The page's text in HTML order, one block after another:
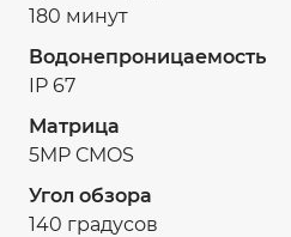
180 минут
Водонепроницаемость
IP 67
Матрица
5MP CMOS
Угол обзора
140 градусов